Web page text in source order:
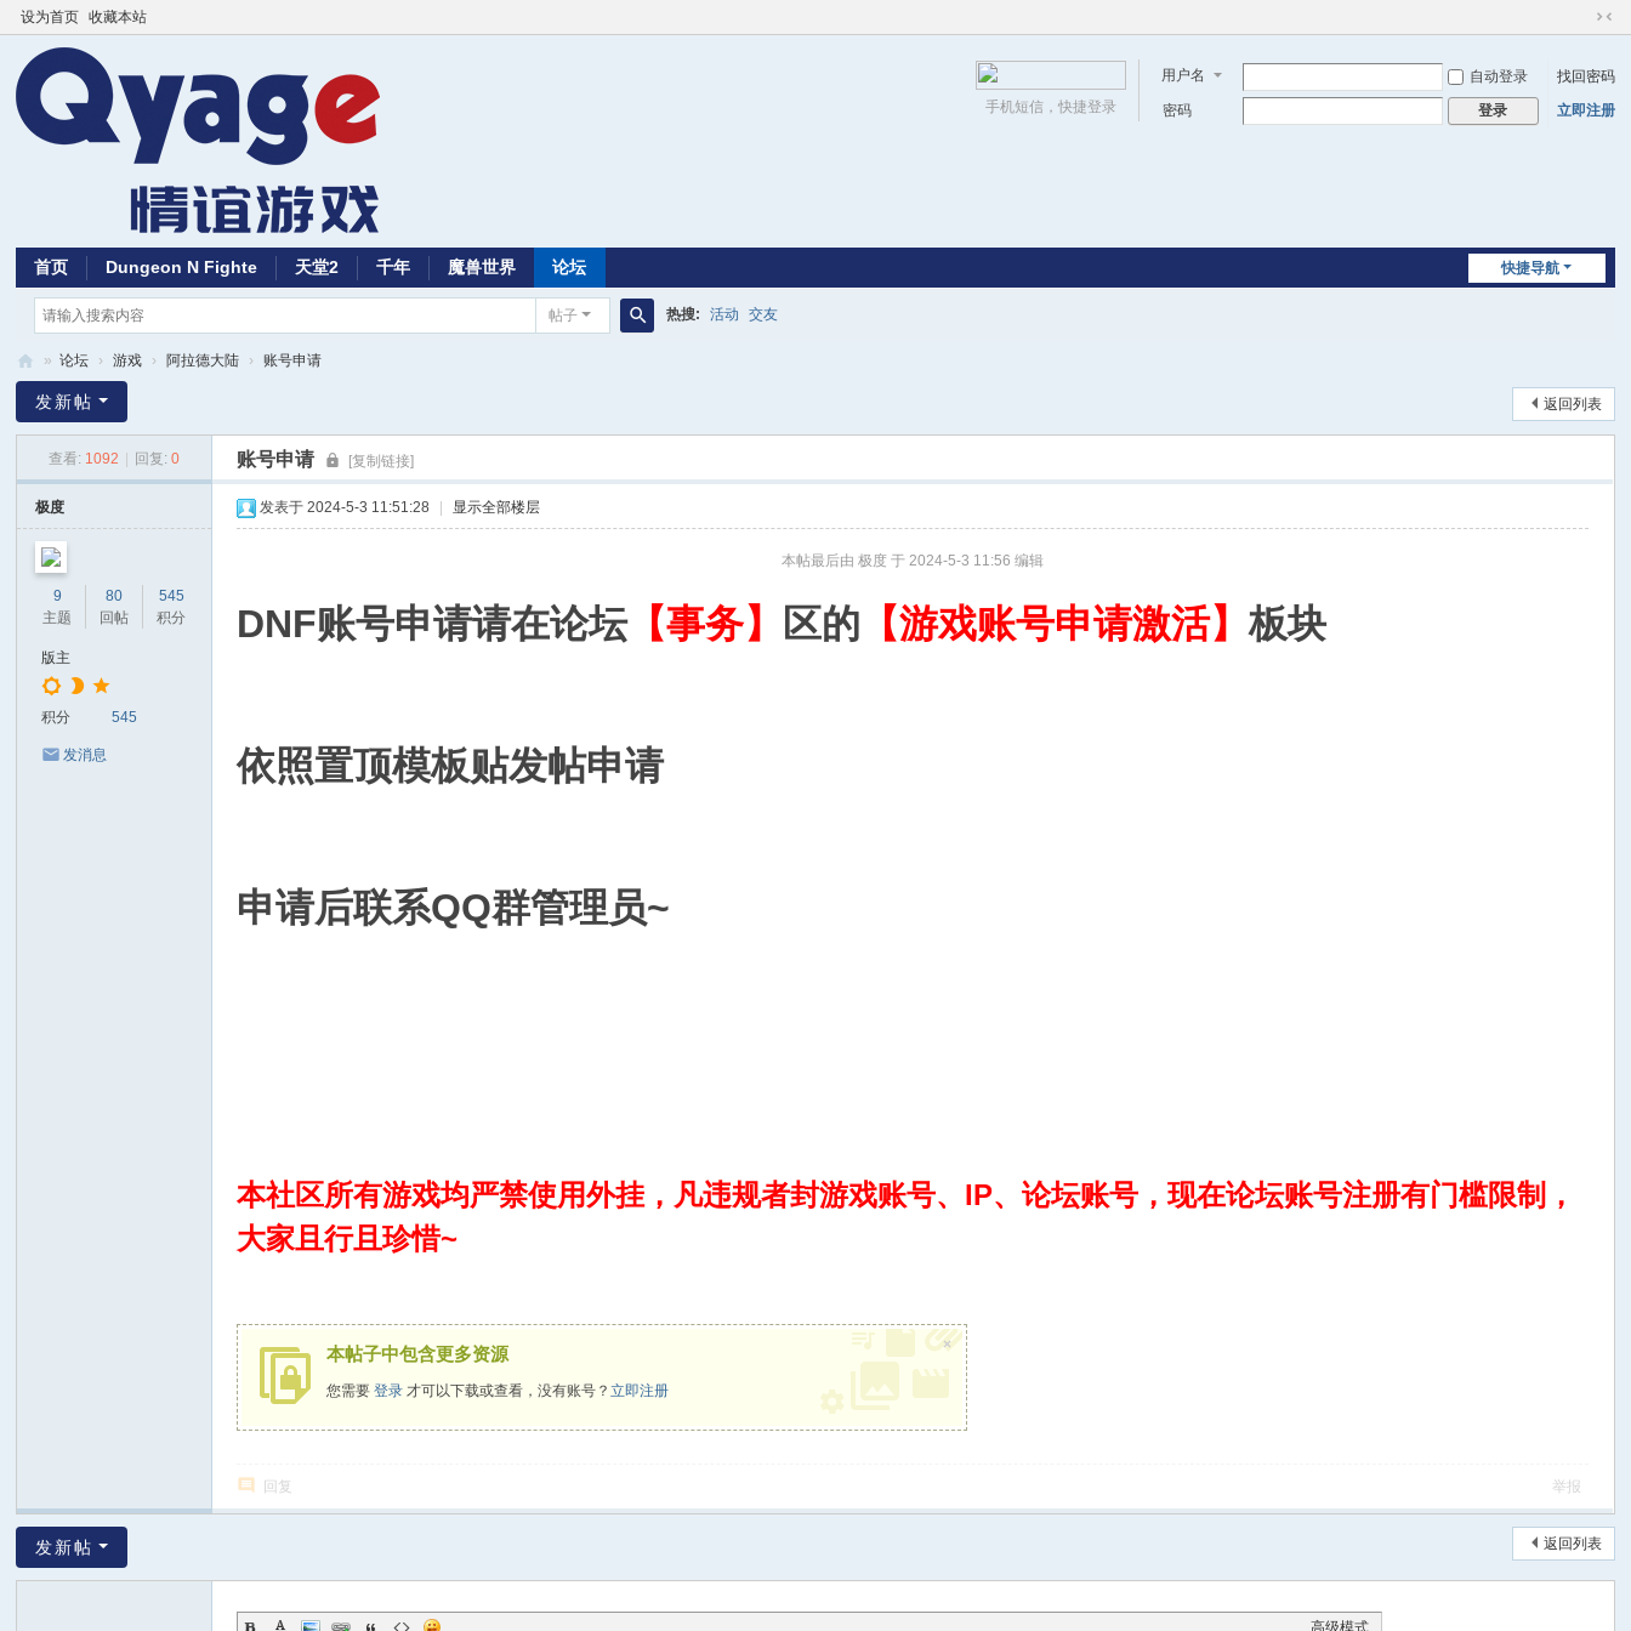
设为首页 收藏本站
切
到
窄
用户名 自动登录
找回密码
密码
登录 立即注册
手机短信，快捷登录
快捷导航
首页 Dungeon N Fighte 天堂2 千年 魔兽世界 论坛
帖子 热搜: 活动 交友
ya
» 论坛 › 游戏 › 阿拉德大陆 › 账号申请
返回列表
发新帖
查看: 1092 回复: 0 账号申请 [复制链接]
极度
9
主题
80
回帖
545
积分
版主
积分 545
发消息
发表于 2024-5-3 11:51:28 显示全部楼层
本帖最后由 极度 于 2024-5-3 11:56 编辑
DNF账号申请请在论坛【事务】 区的 【游戏账号申请激活】板块
依照置顶模板贴发帖申请
申请后联系QQ群管理员~
本社区所有游戏均严禁使用外挂，凡违规者封游戏账号、IP、论坛账号，现在论坛账号注册有门槛限制，
大家且行且珍惜~
本帖子中包含更多资源
您需要登录 才可以下载或查看，没有账号？立即注册
×
回复 举报
返回列表
发新帖
高级模式